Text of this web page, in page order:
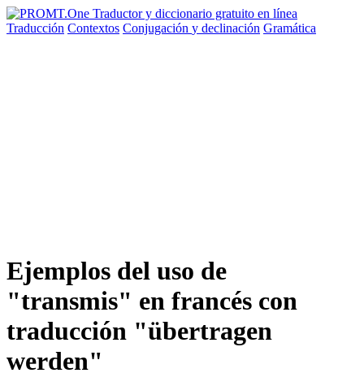
Traducción Contextos Conjugación y declinación Gramática
Ejemplos del uso de
"transmis" en francés con
traducción "übertragen
werden"